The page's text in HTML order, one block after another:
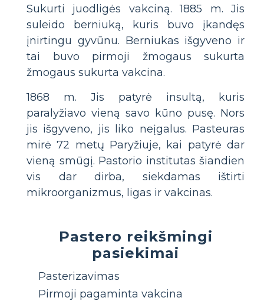
Sukurti juodligės vakciną. 1885 m. Jis
suleido berniuką, kuris buvo įkandęs
įnirtingu gyvūnu. Berniukas išgyveno ir
tai buvo pirmoji žmogaus sukurta
žmogaus sukurta vakcina.
1868 m. Jis patyrė insultą, kuris
paralyžiavo vieną savo kūno pusę. Nors
jis išgyveno, jis liko neįgalus. Pasteuras
mirė 72 metų Paryžiuje, kai patyrė dar
vieną smūgį. Pastorio institutas šiandien
vis dar dirba, siekdamas ištirti
mikroorganizmus, ligas ir vakcinas.
Pastero reikšmingi
pasiekimai
Pasterizavimas
Pirmoji pagaminta vakcina